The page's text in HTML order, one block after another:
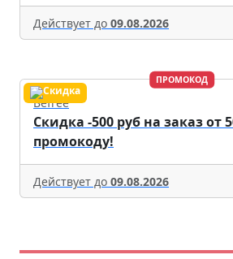
Действует до 09.08.2026
ПРОМОКОД
Befree
Скидка -500 руб на заказ от
промокоду!
Действует до 09.08.2026